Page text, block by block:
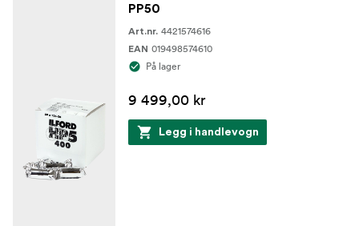
PP50
Art.nr. 4421574616
EAN 019498574610
På lager
9 499,00 kr
Legg i handlevogn